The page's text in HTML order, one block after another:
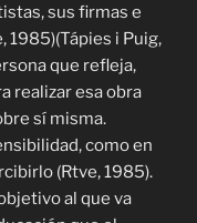
sus firmas e
1985)(Tápies i Puig,
que refleja,
realizar esa obra
sí misma.
como en
(Rtve, 1985).
al que va